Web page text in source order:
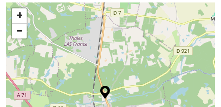
+
−